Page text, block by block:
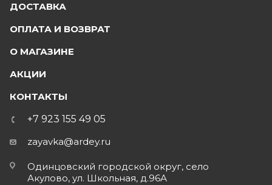
ДОСТАВКА
ОПЛАТА И ВОЗВРАТ
О МАГАЗИНЕ
АКЦИИ
КОНТАКТЫ
+7 923 155 49 05
zayavka@ardey.ru
Одинцовский городской округ, село
Акулово, ул. Школьная, д.96А